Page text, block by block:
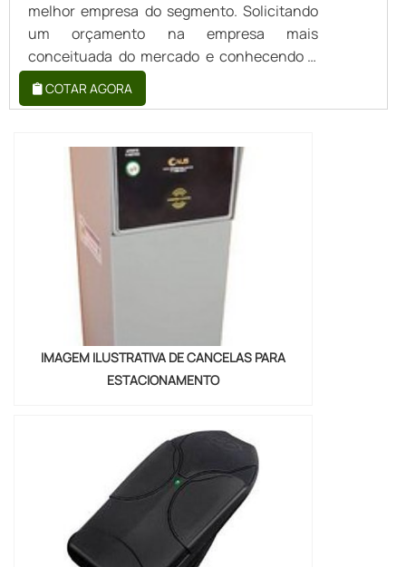
melhor empresa do segmento. Solicitando
um orçamento na empresa mais
conceituada do mercado e conhecendo a
líder da área de atuação.MAIS SOBRE
ALUGUEL DE CANCELAS PARA
aluguel de cancelas em uma empresa
altamente qualificada, acha a VJS Sistema
e Automação. É possível encontrar
fechadura eletrônica e catraca eletrônica,
garantindo...
COTAR AGORA
IMAGEM ILUSTRATIVA DE CANCELAS PARA
ESTACIONAMENTO